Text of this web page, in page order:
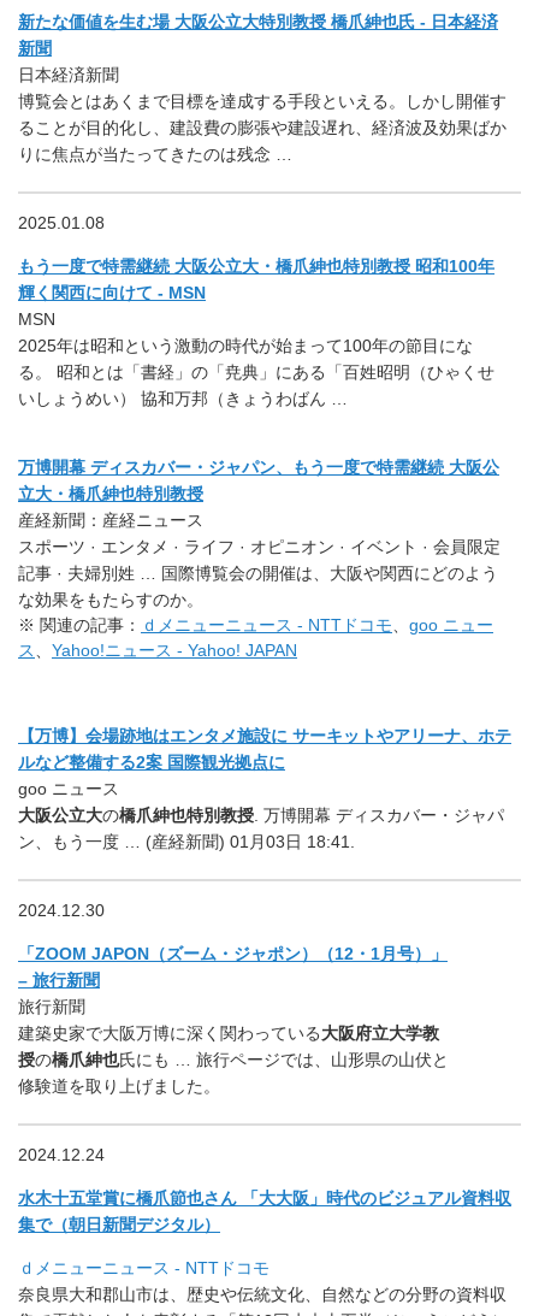
新たな価値を生む場 大阪公立大特別教授 橋爪紳也氏 - 日本経済
新聞
日本経済新聞
博覧会とはあくまで目標を達成する手段といえる。しかし開催す
ることが目的化し、建設費の膨張や建設遅れ、経済波及効果ばか
りに焦点が当たってきたのは残念 …
2025.01.08
もう一度で特需継続 大阪公立大・橋爪紳也特別教授 昭和100年
輝く関西に向けて - MSN
MSN
2025年は昭和という激動の時代が始まって100年の節目にな
る。 昭和とは「書経」の「尭典」にある「百姓昭明（ひゃくせ
いしょうめい） 協和万邦（きょうわばん …
万博開幕 ディスカバー・ジャパン、もう一度で特需継続 大阪公
立大・橋爪紳也特別教授
産経新聞：産経ニュース
スポーツ · エンタメ · ライフ · オピニオン · イベント · 会員限定
記事 · 夫婦別姓 … 国際博覧会の開催は、大阪や関西にどのよう
な効果をもたらすのか。
※ 関連の記事：
ｄメニューニュース - NTTドコモ
goo ニュー
ス
Yahoo!ニュース - Yahoo! JAPAN
【万博】会場跡地はエンタメ施設に サーキットやアリーナ、ホテ
ルなど整備する2案 国際観光拠点に
goo ニュース
大阪公立大の橋爪紳也特別教授 . 万博開幕 ディスカバー・ジャパ
ン、もう一度 … (産経新聞) 01月03日 18:41.
2024.12.30
「ZOOM JAPON（ズーム・ジャポン）（12・1月号）」
– 旅行新聞
旅行新聞
建築史家で大阪万博に深く関わっている大阪府立大学教
授の橋爪紳也氏にも … 旅行ページでは、山形県の山伏と
修験道を取り上げました。
2024.12.24
水木十五堂賞に橋爪節也さん 「大大阪」時代のビジュアル資料収
集で（朝日新聞デジタル）
ｄメニューニュース - NTTドコモ
奈良県大和郡山市は、歴史や伝統文化、
自然などの分野の資料収